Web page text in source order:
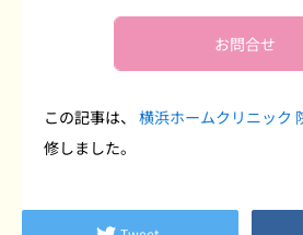
お問合せ
この記事は、 横浜ホームクリニック
修しました。